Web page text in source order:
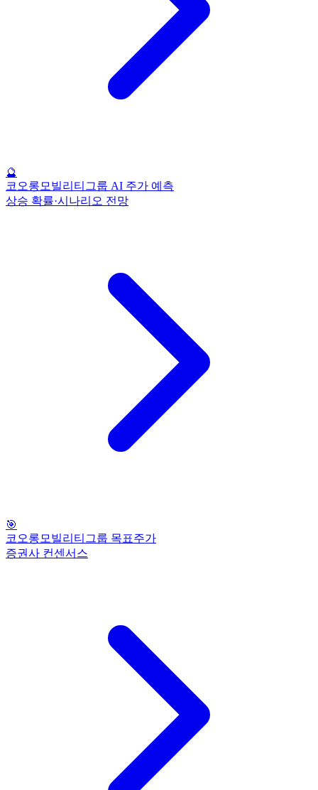
🔮
코오롱모빌리티그룹 AI 주가 예측
상승 확률·시나리오 전망
🎯
코오롱모빌리티그룹 목표주가
증권사 컨센서스